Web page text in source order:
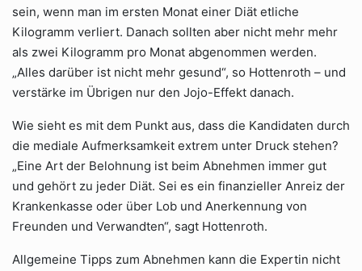
sein, wenn man im ersten Monat einer Diät etliche
Kilogramm verliert. Danach sollten aber nicht mehr mehr
als zwei Kilogramm pro Monat abgenommen werden.
„Alles darüber ist nicht mehr gesund“, so Hottenroth – und
verstärke im Übrigen nur den Jojo-Effekt danach.
Wie sieht es mit dem Punkt aus, dass die Kandidaten durch
die mediale Aufmerksamkeit extrem unter Druck stehen?
„Eine Art der Belohnung ist beim Abnehmen immer gut
und gehört zu jeder Diät. Sei es ein finanzieller Anreiz der
Krankenkasse oder über Lob und Anerkennung von
Freunden und Verwandten“, sagt Hottenroth.
Allgemeine Tipps zum Abnehmen kann die Expertin nicht